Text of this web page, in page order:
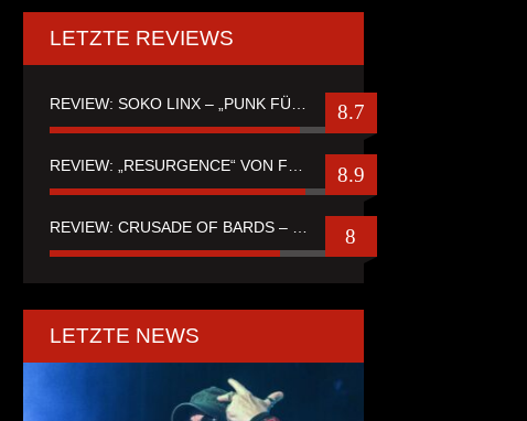
LETZTE REVIEWS
8.7
8.9
8
LETZTE NEWS